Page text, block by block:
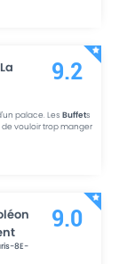
palace. LesBuffets
vouloir trop manger
9.2
8E-
9.0